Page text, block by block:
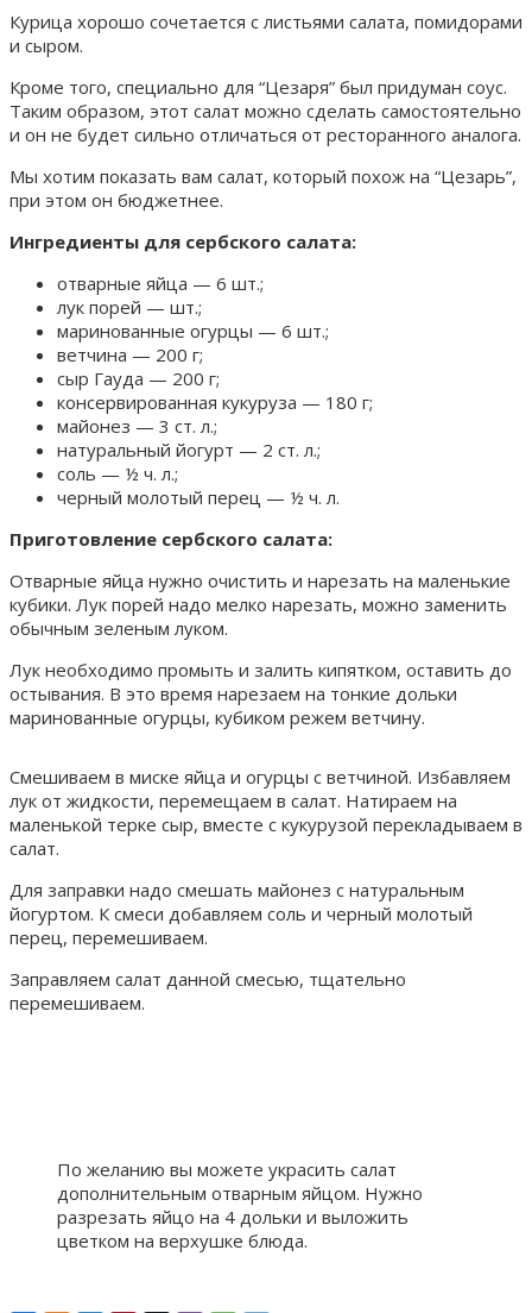
Курица хорошо сочетается с листьями салата, помидорами
и сыром.
Кроме того, специально для “Цезаря” был придуман соус.
Таким образом, этот салат можно сделать самостоятельно
и он не будет сильно отличаться от ресторанного аналога.
Мы хотим показать вам салат, который похож на “Цезарь”,
при этом он бюджетнее.
Ингредиенты для сербского салата:
отварные яйца — 6 шт.;
лук порей — шт.;
маринованные огурцы — 6 шт.;
ветчина — 200 г;
сыр Гауда — 200 г;
консервированная кукуруза — 180 г;
майонез — 3 ст. л.;
натуральный йогурт — 2 ст. л.;
соль — ½ ч. л.;
черный молотый перец — ½ ч. л.
Приготовление сербского салата:
Отварные яйца нужно очистить и нарезать на маленькие
кубики. Лук порей надо мелко нарезать, можно заменить
обычным зеленым луком.
Лук необходимо промыть и залить кипятком, оставить до
остывания. В это время нарезаем на тонкие дольки
маринованные огурцы, кубиком режем ветчину.
Смешиваем в миске яйца и огурцы с ветчиной. Избавляем
лук от жидкости, перемещаем в салат. Натираем на
маленькой терке сыр, вместе с кукурузой перекладываем в
салат.
Для заправки надо смешать майонез с натуральным
йогуртом. К смеси добавляем соль и черный молотый
перец, перемешиваем.
Заправляем салат данной смесью, тщательно
перемешиваем.
По желанию вы можете украсить салат
дополнительным отварным яйцом. Нужно
разрезать яйцо на 4 дольки и выложить
цветком на верхушке блюда.